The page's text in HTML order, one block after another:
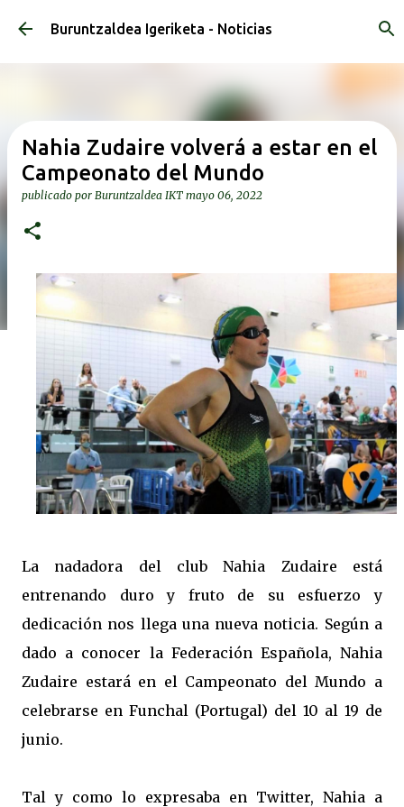
Ir al contenido principal
Buruntzaldea Igeriketa - Noticias
Nahia Zudaire volverá a estar en el
Campeonato del Mundo
publicado por Buruntzaldea IKT mayo 06, 2022
La nadadora del club Nahia Zudaire está
entrenando duro y fruto de su esfuerzo y
dedicación nos llega una nueva noticia. Según a
dado a conocer la Federación Española, Nahia
Zudaire estará en el Campeonato del Mundo a
celebrarse en Funchal (Portugal) del 10 al 19 de
junio.
Tal y como lo expresaba en Twitter, Nahia a